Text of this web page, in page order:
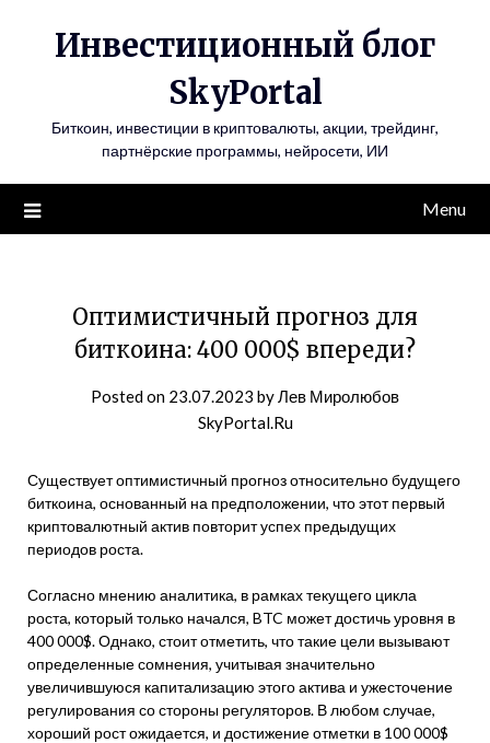
Инвестиционный блог
SkyPortal
Биткоин, инвестиции в криптовалюты, акции, трейдинг,
партнёрские программы, нейросети, ИИ
Menu
Оптимистичный прогноз для
биткоина: 400 000$ впереди?
Posted on 23.07.2023 byЛев Миролюбов
SkyPortal.Ru
Существует оптимистичный прогноз относительно будущего
биткоина, основанный на предположении, что этот первый
криптовалютный актив повторит успех предыдущих
периодов роста.
Согласно мнению аналитика, в рамках текущего цикла
роста, который только начался, BTC может достичь уровня в
400 000$. Однако, стоит отметить, что такие цели вызывают
определенные сомнения, учитывая значительно
увеличившуюся капитализацию этого актива и ужесточение
регулирования со стороны регуляторов. В любом случае,
хороший рост ожидается, и достижение отметки в 100 000$